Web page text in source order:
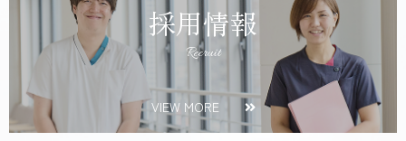
採用情報
Recruit
VIEW MORE